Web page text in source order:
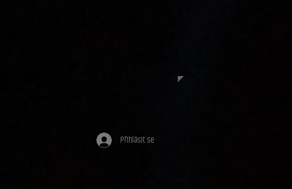
Přihlásit se